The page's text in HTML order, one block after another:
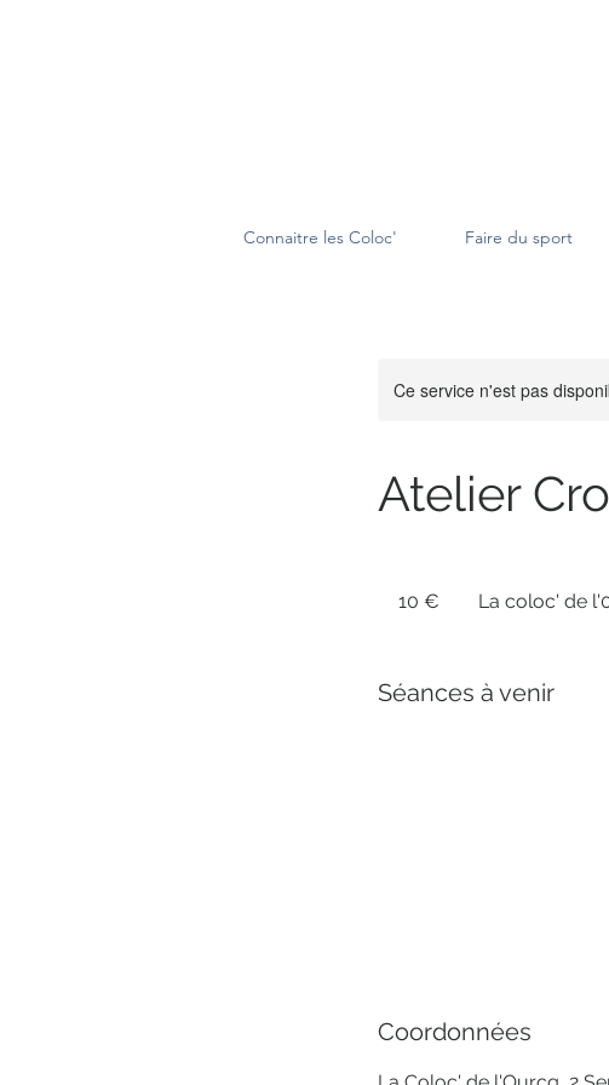
Connaitre les Coloc' Faire du sport
Ce service n'est pas
Atelier
10 € La coloc' de
Séances à venir
Coordonnées